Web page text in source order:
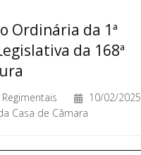
Ordinária da 1ª
da 168ª
10/02/2025
Casa de Câmara